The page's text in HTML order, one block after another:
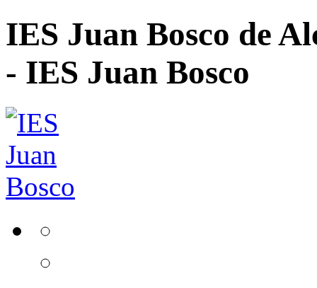
IES Juan Bosco de
- IES Juan Bosco